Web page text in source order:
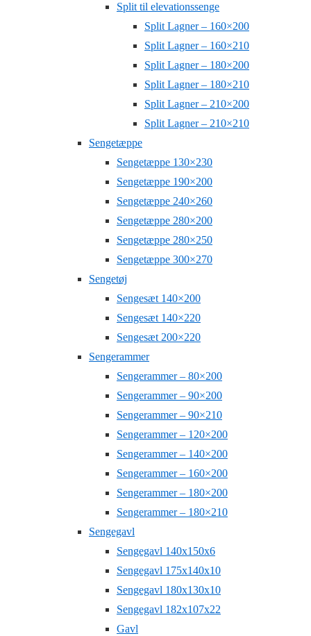
Split til elevationssenge
Split Lagner – 160×200
Split Lagner – 160×210
Split Lagner – 180×200
Split Lagner – 180×210
Split Lagner – 210×200
Split Lagner – 210×210
Sengetæppe
Sengetæppe 130×230
Sengetæppe 190×200
Sengetæppe 240×260
Sengetæppe 280×200
Sengetæppe 280×250
Sengetæppe 300×270
Sengetøj
Sengesæt 140×200
Sengesæt 140×220
Sengesæt 200×220
Sengerammer
Sengerammer – 80×200
Sengerammer – 90×200
Sengerammer – 90×210
Sengerammer – 120×200
Sengerammer – 140×200
Sengerammer – 160×200
Sengerammer – 180×200
Sengerammer – 180×210
Sengegavl
Sengegavl 140x150x6
Sengegavl 175x140x10
Sengegavl 180x130x10
Sengegavl 182x107x22
Gavl